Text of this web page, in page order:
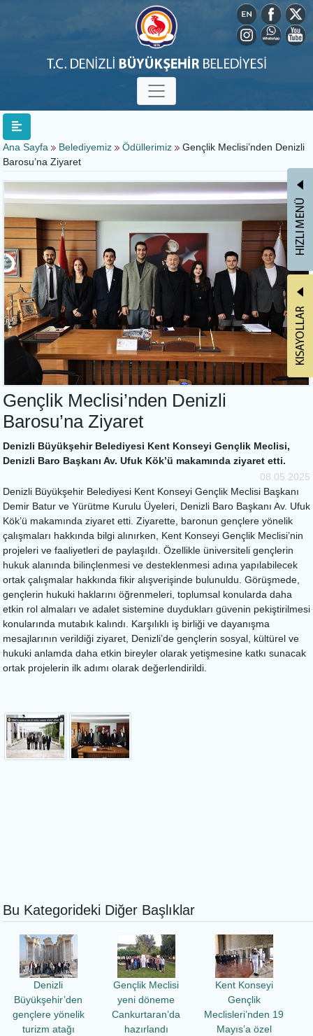
Ana Sayfa Belediyemiz Ödüllerimiz
Gençlik Meclisi’nden Denizli
Barosu’na Ziyaret
Gençlik Meclisi’nden Denizli
Barosu’na Ziyaret
Denizli Büyükşehir Belediyesi Kent Konseyi Gençlik Meclisi,
Denizli Baro Başkanı Av. Ufuk Kök’ü makamında ziyaret etti.
08.05.2025
Denizli Büyükşehir Belediyesi Kent Konseyi Gençlik Meclisi Başkanı
Demir Batur ve Yürütme Kurulu Üyeleri, Denizli Baro Başkanı Av. Ufuk
Kök’ü makamında ziyaret etti. Ziyarette, baronun gençlere yönelik
çalışmaları hakkında bilgi alınırken, Kent Konseyi Gençlik Meclisi’nin
projeleri ve faaliyetleri de paylaşıldı. Özellikle üniversiteli gençlerin
hukuk alanında bilinçlenmesi ve desteklenmesi adına yapılabilecek
ortak çalışmalar hakkında fikir alışverişinde bulunuldu. Görüşmede,
gençlerin hukuki haklarını öğrenmeleri, toplumsal konularda daha
etkin rol almaları ve adalet sistemine duydukları güvenin pekiştirilmesi
konularında mutabık kalındı. Karşılıklı iş birliği ve dayanışma
mesajlarının verildiği ziyaret, Denizli’de gençlerin sosyal, kültürel ve
hukuki anlamda daha etkin bireyler olarak yetişmesine katkı sunacak
ortak projelerin ilk adımı olarak değerlendirildi.
Bu Kategorideki Diğer Başlıklar
Denizli
Büyükşehir’den
gençlere yönelik
turizm atağı
Gençlik Meclisi
yeni döneme
Cankurtaran’da
hazırlandı
Kent Konseyi
Gençlik
Meclisleri’nden 19
Mayıs’a özel